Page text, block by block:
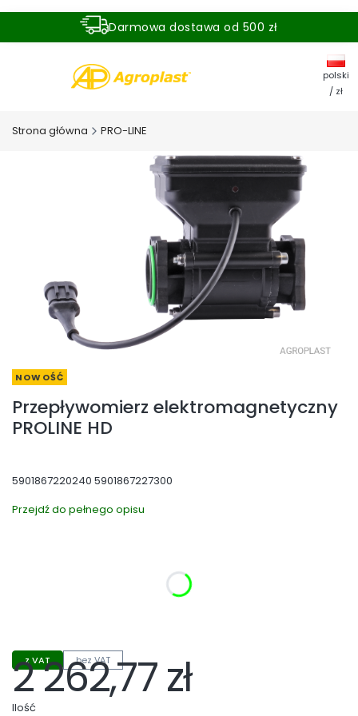
Darmowa dostawa od 500 zł
polski
/ zł
Strona główna PRO-LINE
NOWOŚĆ
Przepływomierz elektromagnetyczny
PROLINE HD
5901867220240 5901867227300
Przejdź do pełnego opisu
z VAT bez VAT
Cena
2 262,77 zł
Ilość